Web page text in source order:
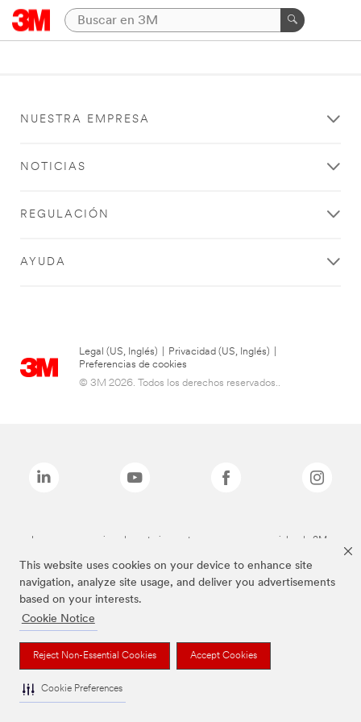
This website uses cookies on your device to enhance site
navigation, analyze site usage, and deliver you advertisements
based on your interests.
Cookie Notice
Reject Non-Essential Cookies Accept Cookies
Cookie Preferences
NUESTRA EMPRESA
NOTICIAS
REGULACIÓN
AYUDA
Legal (US, Inglés) Privacidad (US, Inglés)
Preferencias de cookies
© 3M 2026. Todos los derechos reservados..
Las marcas mencionadas anteriormente son marcas comerciales de 3M.